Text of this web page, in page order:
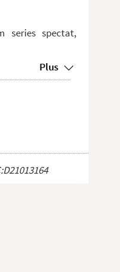
series spectat,
Plus